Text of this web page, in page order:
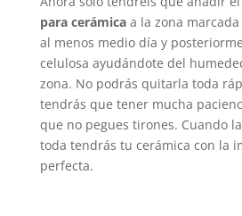
para cerámicaa la zona
al menos medio día y
celulosa ayudándote del
zona. No podrás quitarla toda
tendrás que tener mucha
que no pegues tirones. Cuando
toda tendrás tu cerámica con la
perfecta.